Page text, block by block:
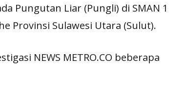
Pungutan Liar (Pungli) di SMAN 1
Provinsi Sulawesi Utara (Sulut).
NEWS METRO.CO beberapa